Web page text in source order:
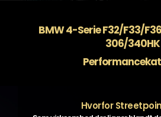
BMW 4-Serie F32/F33/
306/340HK
Hvorfor